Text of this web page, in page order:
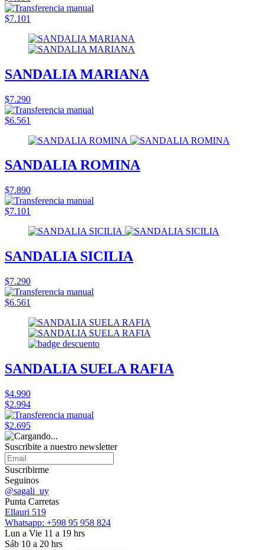
$7.101
SANDALIA MARIANA
$7.290
$6.561
SANDALIA ROMINA
$7.890
$7.101
SANDALIA SICILIA
$7.290
$6.561
SANDALIA SUELA RAFIA
$4.990
$2.994
$2.695
Suscribite a nuestro newsletter
Suscribirme
Seguinos
@sagali_uy
Punta Carretas
Ellauri 519
Whatsapp: +598 95 958 824
Lun a Vie 11 a 19 hrs
Sáb 10 a 20 hrs